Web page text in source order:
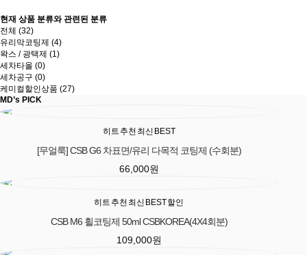
현재 상품 분류와 관련된 분류
전체 (32)
유리막코팅제 (4)
왁스 / 광택제 (1)
세차타올 (0)
세차공구 (0)
케미컬할인상품 (27)
MD’s PICK
히트 추천 최신 BEST
[무얼룩] CSB G6 차표면/유리 다목적 코팅제 (수회분)
66,000원
히트 추천 최신 BEST할인
CSB M6 휠코팅제 50ml CSBKOREA(4X4회분)
109,000원